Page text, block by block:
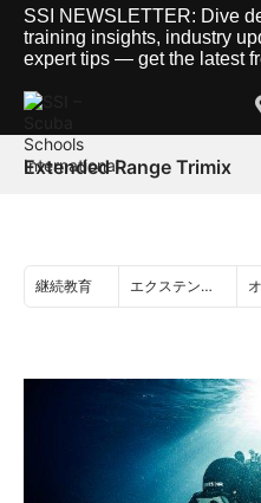
SSI NEWSLETTER: Dive
training insights, industry
expert tips — get the latest
Extended Range Trimix
継続教育 エクステンデッドレンジ